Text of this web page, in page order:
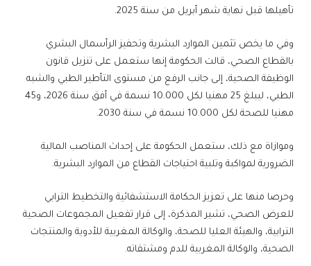
تأهيلها قبل نهاية شهر أبريل من سنة 2025.
وفي ما يخص تثمين الموارد البشرية وتحفيز الرأسمال البشري
بالقطاع الصحي، قالت الحكومة إنها ستعمل على تنزيل قانون
الوظيفة الصحية، إلى جانب الرفع من مستوى التأطير الطبي والشبه
الطبي، ليبلغ 25 مهنيا لكل 10.000 نسمة في أفق سنة 2026، و45
مهنيا للصحة لكل 10.000 نسمة في سنة 2030.
وموازاة مع ذلك، ستعمل الحكومة على إحداث المناصب المالية
الضرورية لمواكبة وتلبية احتياجات القطاع من الموارد البشرية.
وحرصا منها على تعزيز الحكامة الاستشفائية والتخطيط الترابي
للعرض الصحي، تشير المذكرة، إلى قرار تفعيل المجموعات الصحية
الترابية، والهيئة العليا للصحة، والوكالة المغربية للأدوية والمنتجات
الصحية، والوكالة المغربية للدم ومشتقاته.